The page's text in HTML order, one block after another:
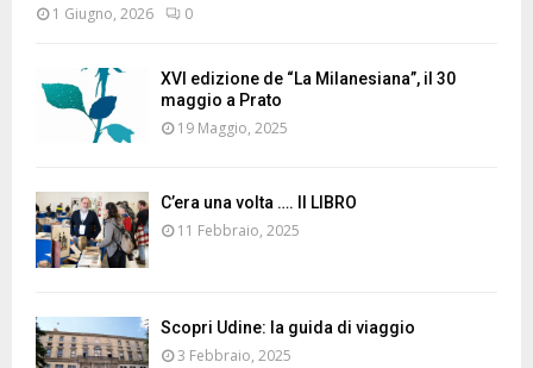
1 Giugno, 2026 0
XVI edizione de “La Milanesiana”, il 30
maggio a Prato
19 Maggio, 2025
C’era una volta …. Il LIBRO
11 Febbraio, 2025
Scopri Udine: la guida di viaggio
3 Febbraio, 2025